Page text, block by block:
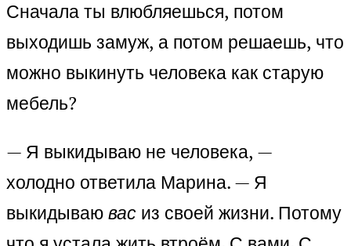
Сначала ты влюбляешься, потом
выходишь замуж, а потом решаешь, что
можно выкинуть человека как старую
мебель?
— Я выкидываю не человека, —
холодно ответила Марина. — Я
выкидываювас из своей жизни. Потому